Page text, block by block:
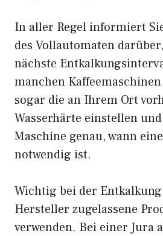
In aller Regel informiert
des Vollautomaten
nächste
manchen
sogar die an Ihrem Ort
Wasserhärte einstellen
Maschine genau, wann
notwendig ist.
Wichtig bei der
Hersteller zugelassene
verwenden. Bei einer Jura